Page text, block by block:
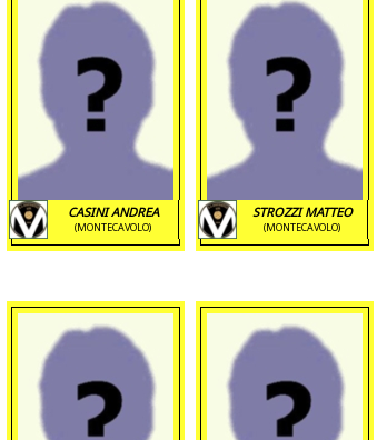
CASINI ANDREA
(MONTECAVOLO)
STROZZI MATTEO
(MONTECAVOLO)